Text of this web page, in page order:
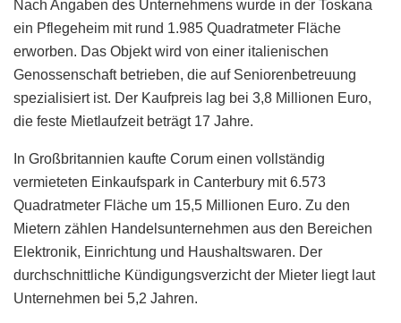
Nach Angaben des Unternehmens wurde in der Toskana
ein Pflegeheim mit rund 1.985 Quadratmeter Fläche
erworben. Das Objekt wird von einer italienischen
Genossenschaft betrieben, die auf Seniorenbetreuung
spezialisiert ist. Der Kaufpreis lag bei 3,8 Millionen Euro,
die feste Mietlaufzeit beträgt 17 Jahre.
In Großbritannien kaufte Corum einen vollständig
vermieteten Einkaufspark in Canterbury mit 6.573
Quadratmeter Fläche um 15,5 Millionen Euro. Zu den
Mietern zählen Handelsunternehmen aus den Bereichen
Elektronik, Einrichtung und Haushaltswaren. Der
durchschnittliche Kündigungsverzicht der Mieter liegt laut
Unternehmen bei 5,2 Jahren.